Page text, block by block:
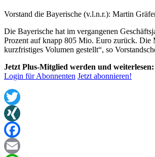
Vorstand die Bayerische (v.l.n.r.): Martin
Die Bayerische hat im vergangenen
Prozent auf knapp 805 Mio. Euro zurück. Die
kurzfristiges Volumen gestellt“, so
Jetzt Plus-Mitglied werden und
Login für Abonnenten Jetzt abonnieren!
Twitter
XING
Facebook